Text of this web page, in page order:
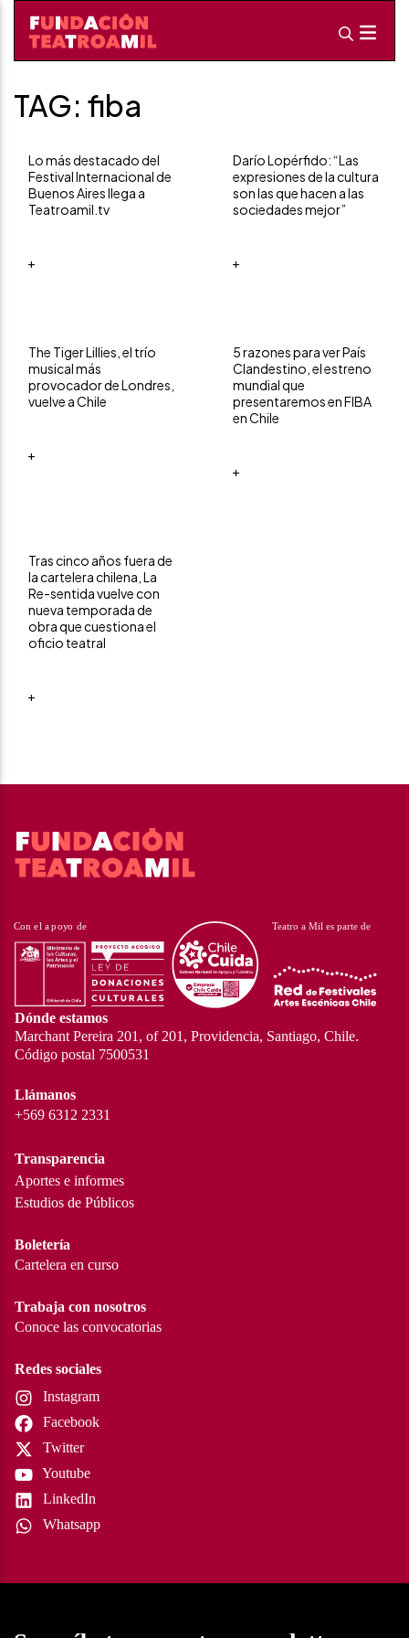
TAG: fiba
Lo más destacado del
Festival Internacional de
Buenos Aires llega a
Teatroamil.tv
+
Darío Lopérfido: “Las
expresiones de la cultura
son las que hacen a las
sociedades mejor”
+
The Tiger Lillies, el trío
musical más
provocador de Londres,
vuelve a Chile
+
5 razones para ver País
Clandestino, el estreno
mundial que
presentaremos en FIBA
en Chile
+
Tras cinco años fuera de
la cartelera chilena, La
Re-sentida vuelve con
nueva temporada de
obra que cuestiona el
oficio teatral
+
Dónde estamos
Marchant Pereira 201, of 201, Providencia, Santiago, Chile.
Código postal 7500531
Llámanos
+569 6312 2331
Transparencia
Aportes e informes
Estudios de Públicos
Boletería
Cartelera en curso
Trabaja con nosotros
Conoce las convocatorias
Redes sociales
Instagram
Facebook
Twitter
Youtube
LinkedIn
Whatsapp